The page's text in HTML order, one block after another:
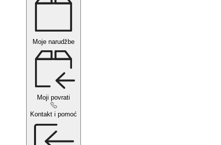
Moje narudžbe
Moji povrati
Kontakt i pomoć